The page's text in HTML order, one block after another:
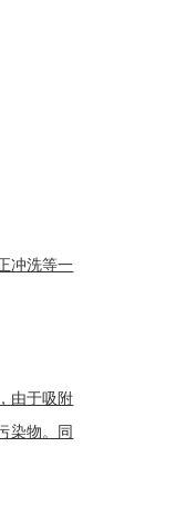
冲洗等一
由于吸附
染物。同